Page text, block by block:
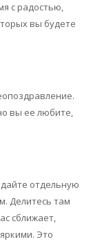
с радостью,
вы будете
вы ее любите,
отдельную
Делитесь там
сближает,
Это